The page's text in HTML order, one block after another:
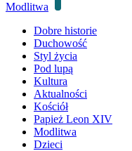
Modlitwa
Dobre historie
Duchowość
Styl życia
Pod lupą
Kultura
Aktualności
Kościół
Papież Leon XIV
Modlitwa
Dzieci